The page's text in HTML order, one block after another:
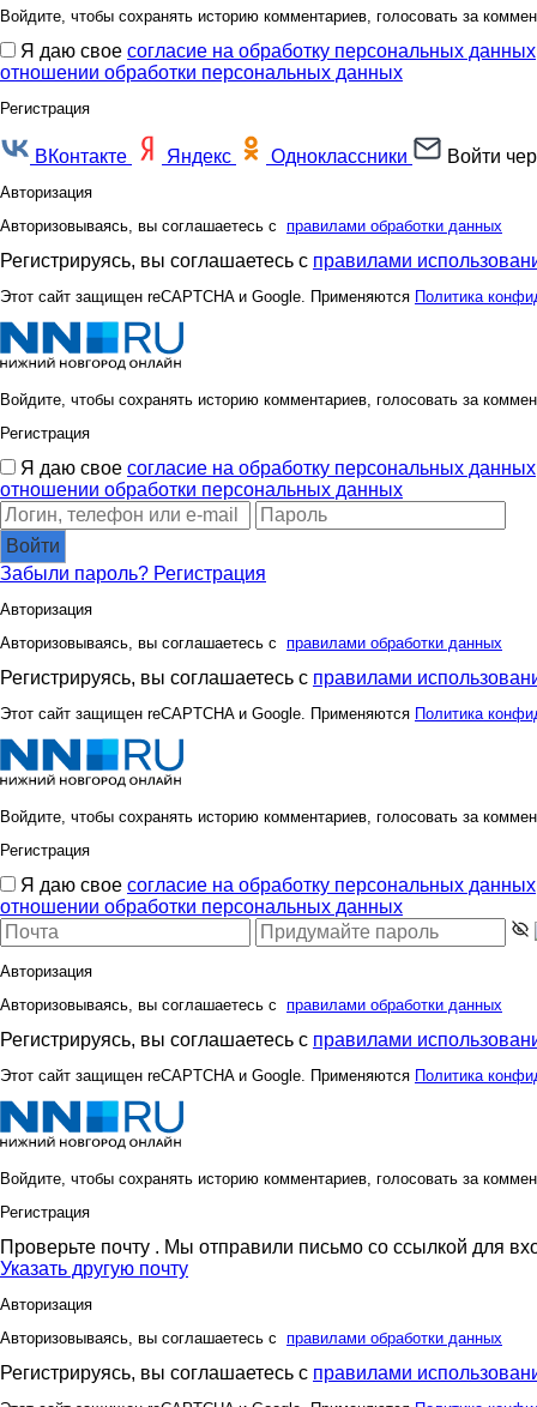
Войдите, чтобы сохранять историю комментариев, голосовать за
Я даю свое согласие на обработку персональных данных
отношении обработки персональных данных
Регистрация
ВКонтакте Яндекс Одноклассники Войти
Авторизация
Авторизовываясь, вы соглашаетесь с правилами обработки данных
Регистрируясь, вы соглашаетесь с правилами
Этот сайт защищен reCAPTCHA и Google. Применяются Политика
Войдите, чтобы сохранять историю комментариев, голосовать за
Регистрация
Я даю свое согласие на обработку персональных данных
отношении обработки персональных данных
Войти
Забыли пароль? Регистрация
Авторизация
Авторизовываясь, вы соглашаетесь с правилами обработки данных
Регистрируясь, вы соглашаетесь с правилами
Этот сайт защищен reCAPTCHA и Google. Применяются Политика
Войдите, чтобы сохранять историю комментариев, голосовать за
Регистрация
Я даю свое согласие на обработку персональных данных
отношении обработки персональных данных
Авторизация
Авторизовываясь, вы соглашаетесь с правилами обработки данных
Регистрируясь, вы соглашаетесь с правилами
Этот сайт защищен reCAPTCHA и Google. Применяются Политика
Войдите, чтобы сохранять историю комментариев, голосовать за
Регистрация
Проверьте почту . Мы отправили письмо со ссылкой для
Указать другую почту
Авторизация
Авторизовываясь, вы соглашаетесь с правилами обработки данных
Регистрируясь, вы соглашаетесь с правилами